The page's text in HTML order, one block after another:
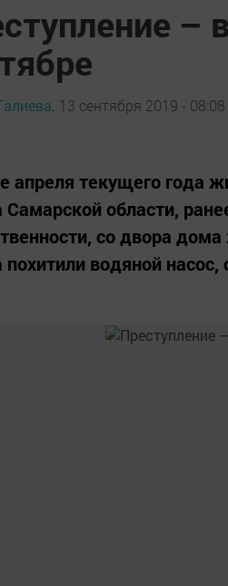
–
13 сентября 2019 - 08:08
апреля текущего года
Самарской области,
со двора
похитили водяной